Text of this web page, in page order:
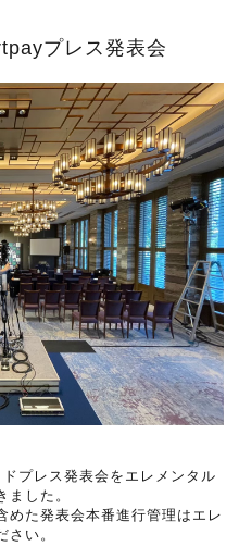
プレス発表会
プレス発表会をエレメンタル
ました。
めた発表会本番進行管理はエレ
さい。